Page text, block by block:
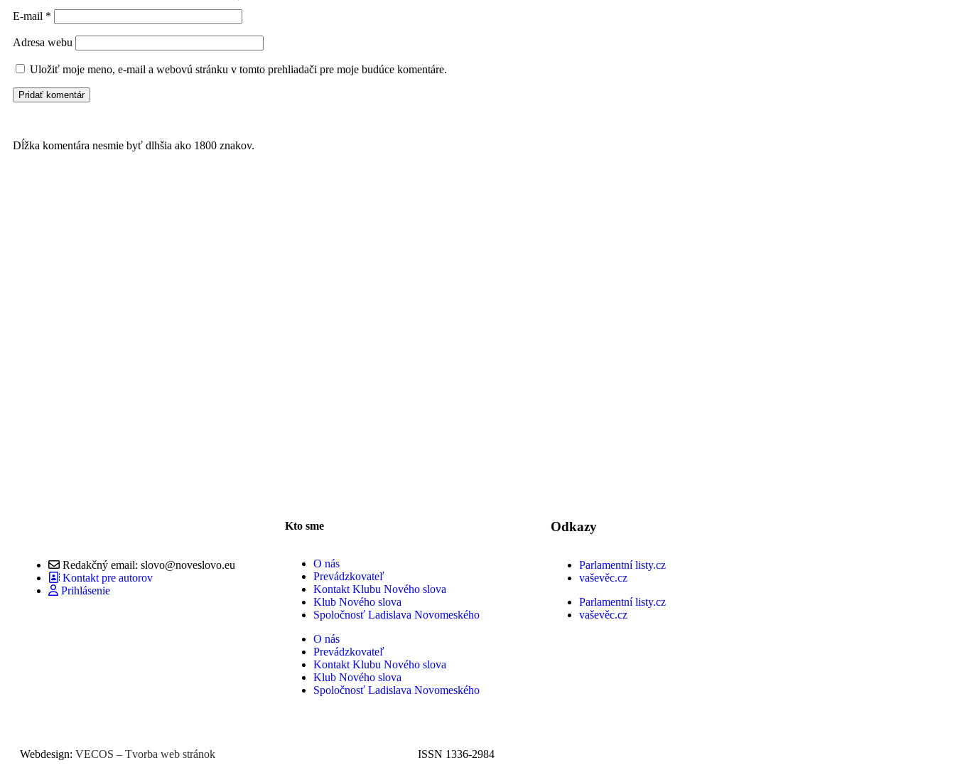
E-mail *
Adresa webu
Uložiť moje meno, e-mail a webovú stránku v tomto prehliadači pre moje budúce komentáre.
Dĺžka komentára nesmie byť dlhšia ako 1800 znakov.
Redakčný email: slovo@noveslovo.eu
Kontakt pre autorov
Prihlásenie
Kto sme
O nás
Prevádzkovateľ
Kontakt Klubu Nového slova
Klub Nového slova
Spoločnosť Ladislava Novomeského
O nás
Prevádzkovateľ
Kontakt Klubu Nového slova
Klub Nového slova
Spoločnosť Ladislava Novomeského
Odkazy
Parlamentní listy.cz
vaševěc.cz
Parlamentní listy.cz
vaševěc.cz
Webdesign: VECOS – Tvorba web stránok ISSN 1336-2984